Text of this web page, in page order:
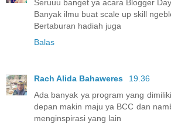
Seruuu banget ya acara Blogger
Banyak ilmu buat scale up skill
Bertaburan hadiah juga
Balas
Rach Alida Bahaweres
19.36
Ada banyak ya program yang
depan makin maju ya BCC dan
menginspirasi yang lain